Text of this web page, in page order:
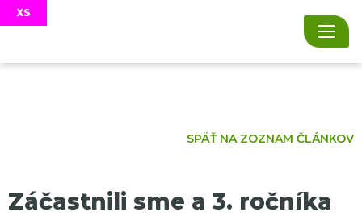
SPÄŤ NA ZOZNAM ČLÁNKOV
Záčastnili sme a 3. ročníka